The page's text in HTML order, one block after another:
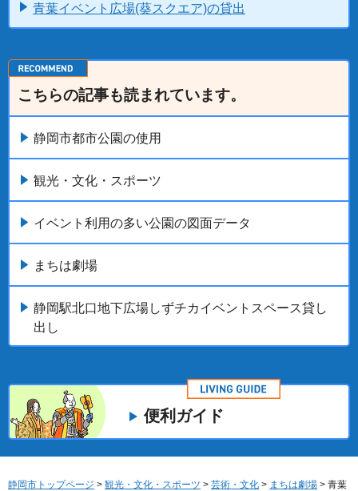
青葉イベント広場(葵スクエア)の貸出
こちらの記事も読まれています。
静岡市都市公園の使用
観光・文化・スポーツ
イベント利用の多い公園の図面データ
まちは劇場
静岡駅北口地下広場しずチカイベントスペース貸し
出し
便利ガイド
静岡市トップページ > 観光・文化・スポーツ > 芸術・文化 > まちは劇場 > 青葉